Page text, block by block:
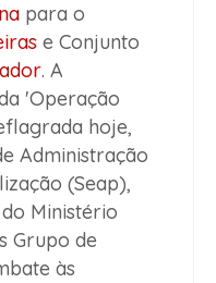
para o
e Conjunto
. A
'Operação
hoje,
Administração
(Seap),
Ministério
Grupo de
às